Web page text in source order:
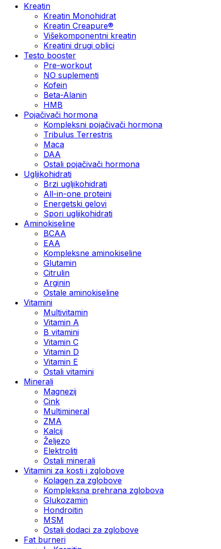
Kreatin
Kreatin Monohidrat
Kreatin Creapure®
Višekomponentni kreatin
Kreatini drugi oblici
Testo booster
Pre-workout
NO suplementi
Kofein
Beta-Alanin
HMB
Pojačivači hormona
Kompleksni pojačivači hormona
Tribulus Terrestris
Maca
DAA
Ostali pojačivači hormona
Ugljikohidrati
Brzi ugljikohidrati
All-in-one proteini
Energetski gelovi
Spori ugljikohidrati
Aminokiseline
BCAA
EAA
Kompleksne aminokiseline
Glutamin
Citrulin
Arginin
Ostale aminokiseline
Vitamini
Multivitamin
Vitamin A
B vitamini
Vitamin C
Vitamin D
Vitamin E
Ostali vitamini
Minerali
Magnezij
Cink
Multimineral
ZMA
Kalcij
Željezo
Elektroliti
Ostali minerali
Vitamini za kosti i zglobove
Kolagen za zglobove
Kompleksna prehrana zglobova
Glukozamin
Hondroitin
MSM
Ostali dodaci za zglobove
Fat burneri